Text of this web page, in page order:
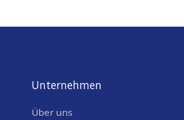
Unternehmen
Über uns